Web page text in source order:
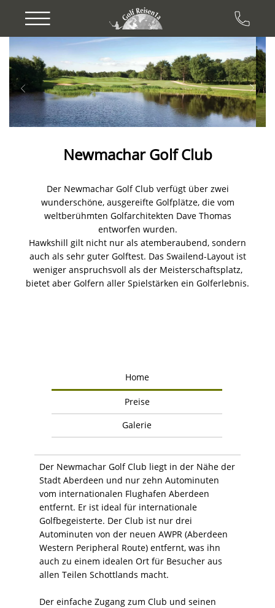
Previous Next
Newmachar Golf Club
Der Newmachar Golf Club verfügt über zwei
wunderschöne, ausgereifte Golfplätze, die vom
weltberühmten Golfarchitekten Dave Thomas
entworfen wurden.
Hawkshill gilt nicht nur als atemberaubend, sondern
auch als sehr guter Golftest. Das Swailend-Layout ist
weniger anspruchsvoll als der Meisterschaftsplatz,
bietet aber Golfern aller Spielstärken ein Golferlebnis.
Home
Preise
Galerie
Der Newmachar Golf Club liegt in der Nähe der
Stadt Aberdeen und nur zehn Autominuten
vom internationalen Flughafen Aberdeen
entfernt. Er ist ideal für internationale
Golfbegeisterte. Der Club ist nur drei
Autominuten von der neuen AWPR (Aberdeen
Western Peripheral Route) entfernt, was ihn
auch zu einem idealen Ort für Besucher aus
allen Teilen Schottlands macht.
Der einfache Zugang zum Club und seinen